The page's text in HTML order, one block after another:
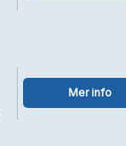
Mer info